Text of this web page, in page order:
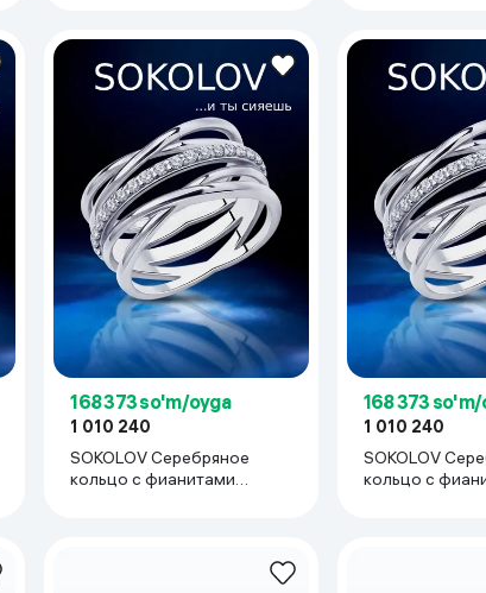
168 373 so'm/oyga
1 010 240
SOKOLOV Серебряное
кольцо с фианитами
168 373
1 010 240
SOKOLOV
кольцо с